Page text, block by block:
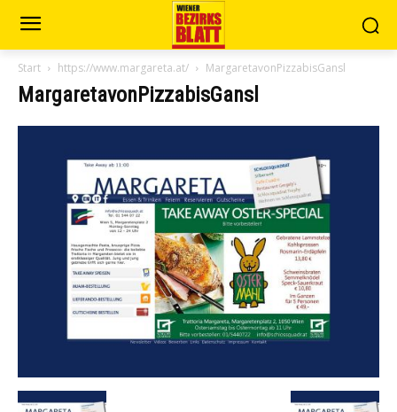
Start https://www.margareta.at/ MargaretavonPizzabisGansl
MargaretavonPizzabisGansl